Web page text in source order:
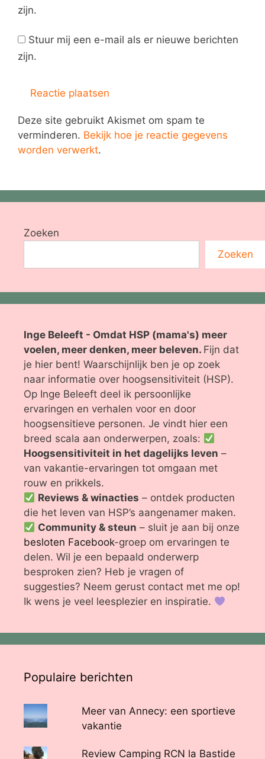
zijn.
Stuur mij een e-mail als er nieuwe berichten
zijn.
Deze site gebruikt Akismet om spam te
verminderen. Bekijk hoe je reactie gegevens
worden verwerkt.
Zoeken
Zoeken
Inge Beleeft - Omdat HSP (mama's) meer
voelen, meer denken, meer beleven. Fijn dat
je hier bent! Waarschijnlijk ben je op zoek
naar informatie over hoogsensitiviteit (HSP).
Op Inge Beleeft deel ik persoonlijke
ervaringen en verhalen voor en door
hoogsensitieve personen. Je vindt hier een
breed scala aan onderwerpen, zoals:
Hoogsensitiviteit in het dagelijks leven –
van vakantie-ervaringen tot omgaan met
rouw en prikkels.
Reviews & winacties – ontdek producten
die het leven van HSP’s aangenamer maken.
Community & steun – sluit je aan bij onze
besloten Facebook-groep om ervaringen te
delen. Wil je een bepaald onderwerp
besproken zien? Heb je vragen of
suggesties? Neem gerust contact met me op!
Ik wens je veel leesplezier en inspiratie.
Populaire berichten
Meer van Annecy: een sportieve
vakantie
Review Camping RCN la Bastide